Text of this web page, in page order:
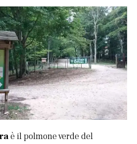
è il polmone verde del